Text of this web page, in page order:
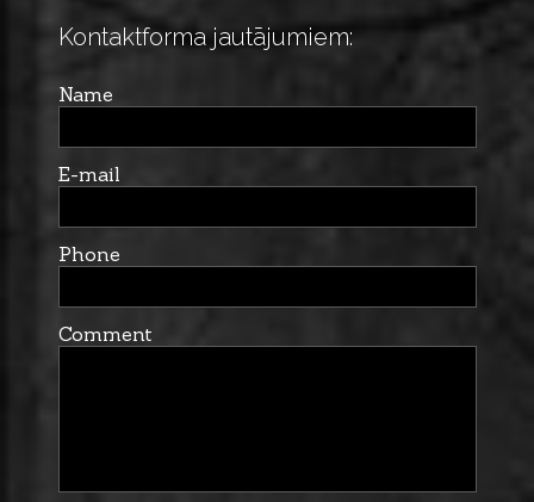
Kontaktforma jautājumiem:
Name
E-mail
Phone
Comment